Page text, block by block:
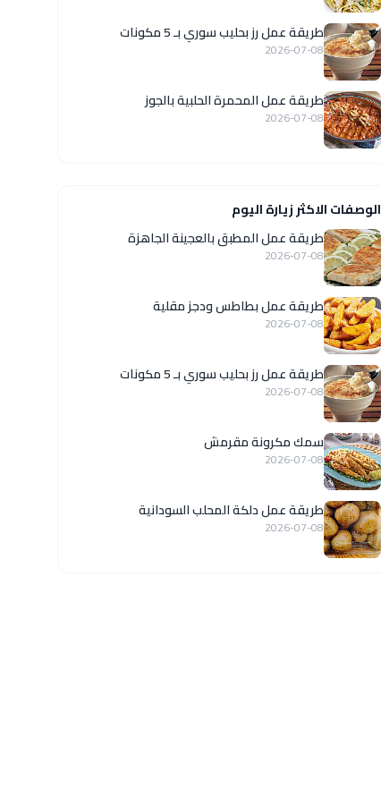
طريقة عمل رز بحليب سوري بـ 5 مكونات
2026-07-08
طريقة عمل المحمرة الحلبية بالجوز
2026-07-08
الوصفات الاكثر زيارة اليوم
طريقة عمل المطبق بالعجينة الجاهزة
2026-07-08
طريقة عمل بطاطس ودجز مقلية
2026-07-08
طريقة عمل رز بحليب سوري بـ 5 مكونات
2026-07-08
سمك مكرونة مقرمش
2026-07-08
طريقة عمل دلكة المحلب السودانية
2026-07-08